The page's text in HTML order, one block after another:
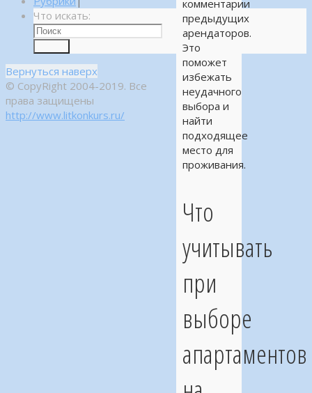
комментарии
предыдущих
арендаторов.
Это
поможет
избежать
неудачного
выбора и
найти
подходящее
место для
проживания.
Что
учитывать
при
выборе
апартаментов
Что искать:
Вернуться наверх
© CopyRight 2004-2019. Все
права защищены
http://www.litkonkurs.ru/